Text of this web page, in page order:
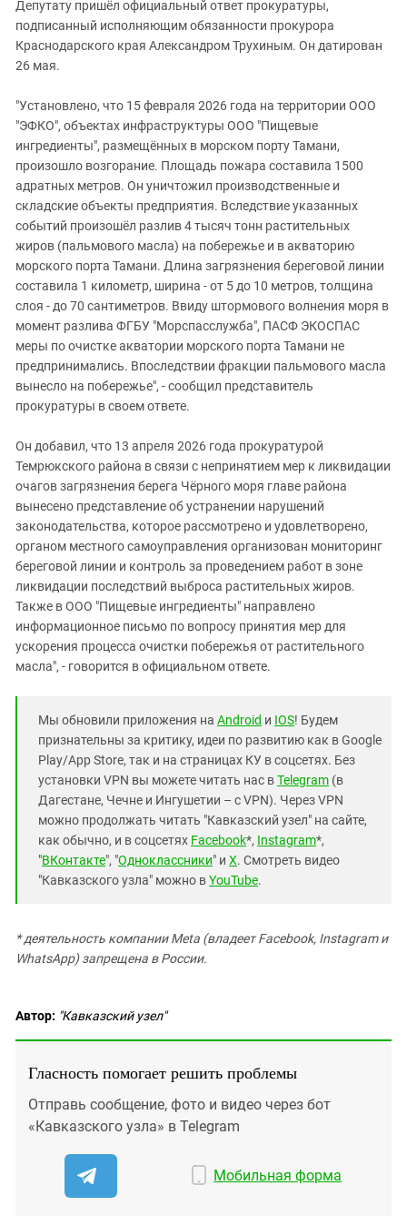
Депутату пришёл официальный ответ прокуратуры,
подписанный исполняющим обязанности прокурора
Краснодарского края Александром Трухиным. Он датирован
26 мая.
"Установлено, что 15 февраля 2026 года на территории ООО
"ЭФКО", объектах инфраструктуры ООО "Пищевые
ингредиенты", размещённых в морском порту Тамани,
произошло возгорание. Площадь пожара составила 1500
адратных метров. Он уничтожил производственные и
складские объекты предприятия. Вследствие указанных
событий произошёл разлив 4 тысяч тонн растительных
жиров (пальмового масла) на побережье и в акваторию
морского порта Тамани. Длина загрязнения береговой линии
составила 1 километр, ширина - от 5 до 10 метров, толщина
слоя - до 70 сантиметров. Ввиду штормового волнения моря в
момент разлива ФГБУ "Морспасслужба", ПАСФ ЭКОСПАС
меры по очистке акватории морского порта Тамани не
предпринимались. Впоследствии фракции пальмового масла
вынесло на побережье", - сообщил представитель
прокуратуры в своем ответе.
Он добавил, что 13 апреля 2026 года прокуратурой
Темрюкского района в связи с непринятием мер к ликвидации
очагов загрязнения берега Чёрного моря главе района
вынесено представление об устранении нарушений
законодательства, которое рассмотрено и удовлетворено,
органом местного самоуправления организован мониторинг
береговой линии и контроль за проведением работ в зоне
ликвидации последствий выброса растительных жиров.
Также в ООО "Пищевые ингредиенты" направлено
информационное письмо по вопросу принятия мер для
ускорения процесса очистки побережья от растительного
масла", - говорится в официальном ответе.
Мы обновили приложения на Android и IOS! Будем
признательны за критику, идеи по развитию как в Google
Play/App Store, так и на страницах КУ в соцсетях. Без
установки VPN вы можете читать нас вTelegram (в
Дагестане, Чечне и Ингушетии – с VPN). Через VPN
можно продолжать читать "Кавказский узел" на сайте,
как обычно, и в соцсетях Facebook*, Instagram*,
"ВКонтакте", "Одноклассники" и X. Смотреть видео
"Кавказского узла" можно вYouTube.
* деятельность компании Meta (владеет Facebook, Instagram и
WhatsApp) запрещена в России.
Автор: "Кавказский узел"
Гласность помогает решить проблемы
Отправь сообщение, фото и видео через бот
«Кавказского узла» в Telegram
Мобильная форма